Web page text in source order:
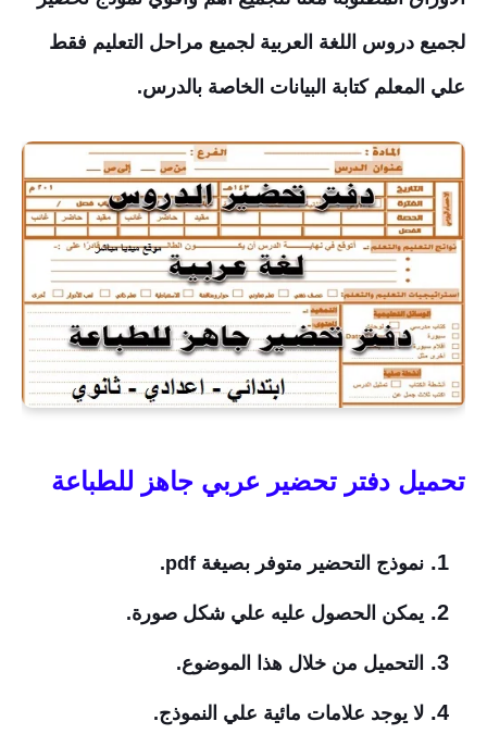
لجميع دروس اللغة العربية لجميع مراحل التعليم فقط
علي المعلم كتابة البيانات الخاصة بالدرس.
تحميل دفتر تحضير عربي جاهز للطباعة
نموذج التحضير متوفر بصيغة pdf.
يمكن الحصول عليه علي شكل صورة.
التحميل من خلال هذا الموضوع.
لا يوجد علامات مائية علي النموذج.